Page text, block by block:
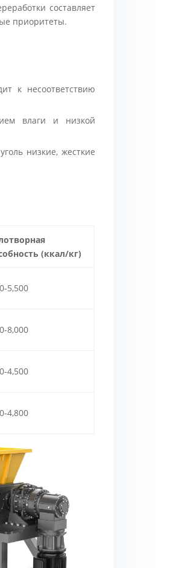
составляет
приоритеты.
к несоответствию
влаги и низкой
низкие, жесткие
(ккал/кг)
5,500
8,000
4,500
4,800